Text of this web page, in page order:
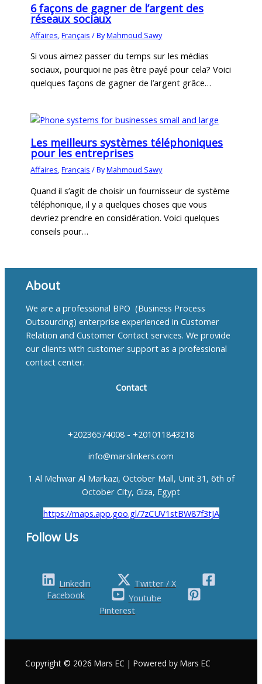
6 façons de gagner de l’argent des
réseaux sociaux
Affaires,Français / ByMahmoud Sawy
Si vous aimez passer du temps sur les médias
sociaux, pourquoi ne pas être payé pour cela? Voici
quelques façons de gagner de l’argent grâce…
Les meilleurs systèmes téléphoniques
pour les entreprises
Affaires,Français / ByMahmoud Sawy
Quand il s’agit de choisir un fournisseur de système
téléphonique, il y a quelques choses que vous
devriez prendre en considération. Voici quelques
conseils pour…
About
We are a professional BPO (Business Process
Outsourcing) enterprise experienced in Customer
Relation and Customer Contact services. We provide
our clients with customer support as a professional
contact center.
Contact
+20236574008 - +201011843218
info@marslinkers.com
1 Al Mehwar Al Markazi, October Mall, Unit 31, 6th of
October City, Giza, Egypt
https://maps.app.goo.gl/7zCUV1stBW87f3tJA
Follow Us
Linkedin
Twitter / X
Facebook
Youtube
Pinterest
Copyright © 2026 Mars EC | Powered by Mars EC